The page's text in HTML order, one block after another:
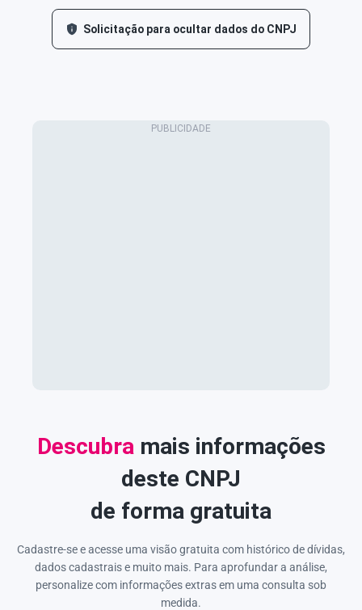
Solicitação para ocultar dados do CNPJ
Descubra mais informações
deste CNPJ
de forma gratuita
Cadastre-se e acesse uma visão gratuita com histórico de dívidas,
dados cadastrais e muito mais. Para aprofundar a análise,
personalize com informações extras em uma consulta sob
medida.